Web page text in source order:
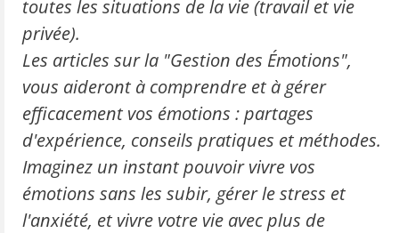
toutes les situations de la vie (travail et vie
privée).
Les articles sur la "Gestion des Émotions",
vous aideront à comprendre et à gérer
efficacement vos émotions : partages
d'expérience, conseils pratiques et méthodes.
Imaginez un instant pouvoir vivre vos
émotions sans les subir, gérer le stress et
l'anxiété, et vivre votre vie avec plus de